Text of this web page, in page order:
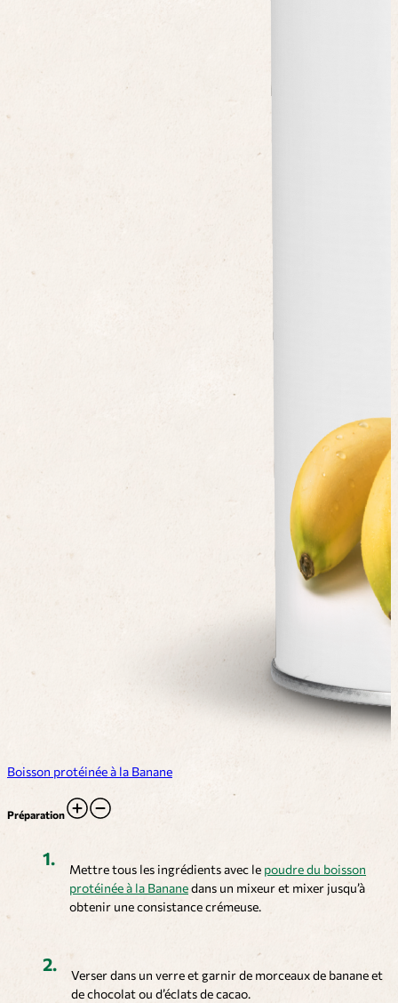
Boisson protéinée à la Banane
Préparation
Mettre tous les ingrédients avec le poudre du boisson
protéinée à la Bananedans un mixeur et mixer jusqu’à
obtenir une consistance crémeuse.
Verser dans un verre et garnir de morceaux de banane et
de chocolat ou d’éclats de cacao.